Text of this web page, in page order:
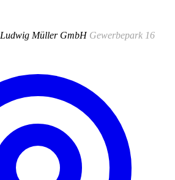
Ludwig Müller GmbH Gewerbepark 16